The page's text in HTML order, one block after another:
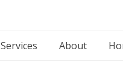
Services About